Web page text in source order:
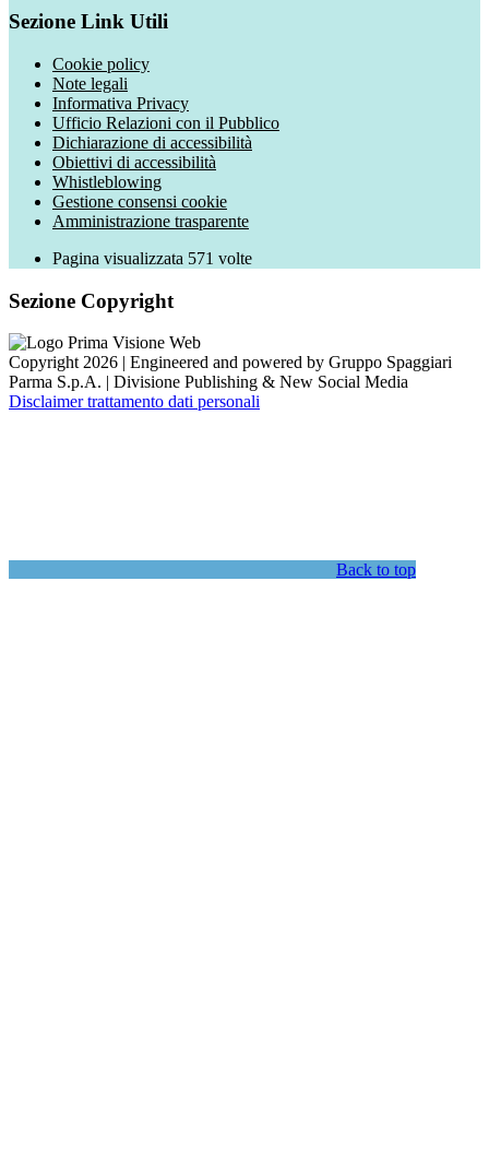
Sezione Link Utili
Cookie policy
Note legali
Informativa Privacy
Ufficio Relazioni con il Pubblico
Dichiarazione di accessibilità
Obiettivi di accessibilità
Whistleblowing
Gestione consensi cookie
Amministrazione trasparente
Pagina visualizzata 571 volte
Sezione Copyright
Copyright 2026 | Engineered and powered by Gruppo Spaggiari
Parma S.p.A. | Divisione Publishing & New Social Media
Disclaimer trattamento dati personali
Back to top